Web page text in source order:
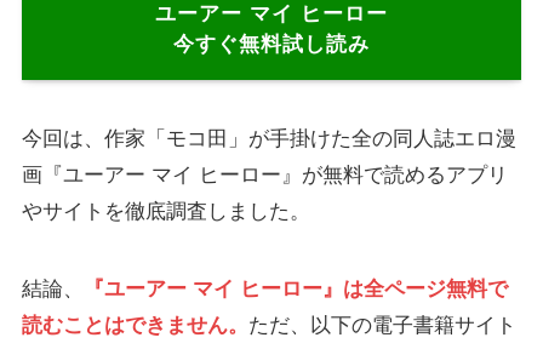
ユーアー マイ ヒーロー
今すぐ無料試し読み
今回は、作家「モコ田」が手掛けた全の同人誌エロ漫
画『ユーアー マイ ヒーロー』が無料で読めるアプリ
やサイトを徹底調査しました。
結論、
『ユーアー マイ ヒーロー』は全ページ無料で
読むことはできません。 ただ、以下の電子書籍サイト